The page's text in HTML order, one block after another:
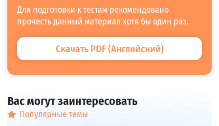
Для подготовки к тестам рекомендовано
прочесть данный материал хотя бы один раз.
Скачать PDF (Английский)
Вас могут заинтересовать
Популярные темы